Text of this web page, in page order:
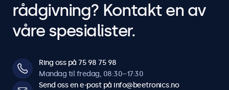
rådgivning? Kontakt en av
våre spesialister.
Ring oss på 75 98 75 98
Mandag til fredag, 08:30–17:30
Send oss en e-post på info@beetronics.no